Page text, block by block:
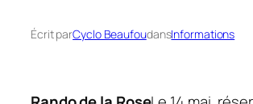
Écrit parCyclo BeaufoudansInformations